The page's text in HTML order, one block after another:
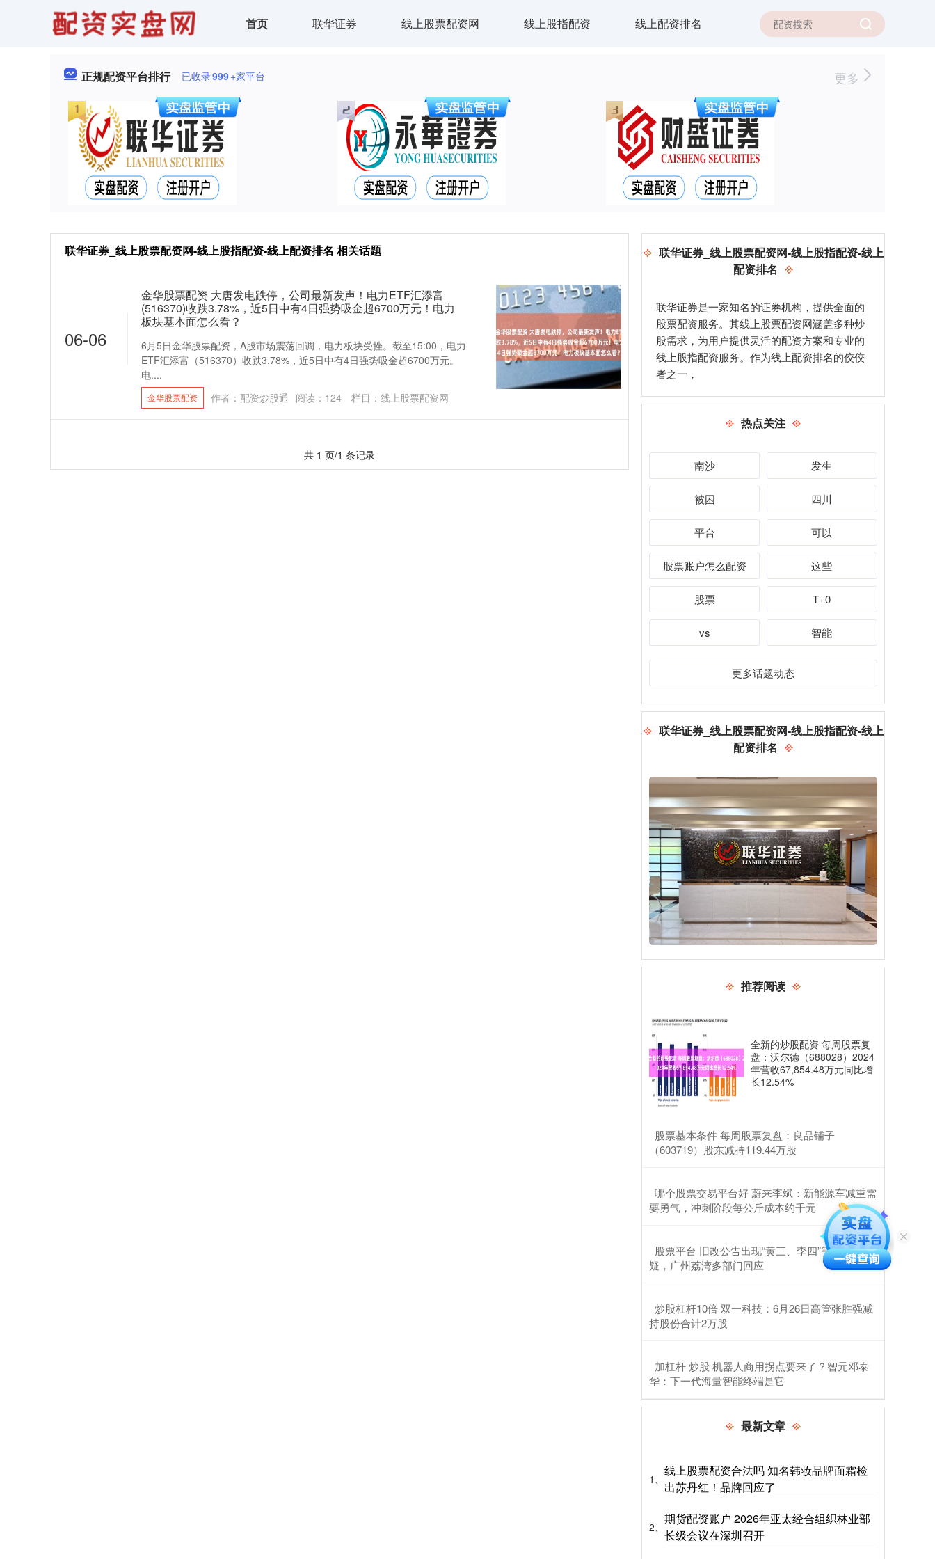
首页 联华证券 线上股票配资网 线上股指配资 线上配资排名
正规配资平台排行 已收录999+家平台 更多
联华证券_线上股票配资网-线上股指配资-线上配资排名 相关话题
06-06
金华股票配资 大唐发电跌停，公司最新发声！电力ETF汇添富
(516370)收跌3.78%，近5日中有4日强势吸金超6700万元！电力
板块基本面怎么看？
6月5日金华股票配资，A股市场震荡回调，电力板块受挫。截至15:00，电力
ETF汇添富（516370）收跌3.78%，近5日中有4日强势吸金超6700万元。
电....
金华股票配资 作者：配资炒股通 阅读： 124 栏目： 线上股票配资网
共 1 页/1 条记录
联华证券_线上股票配资网-线上股指配资-线上
配资排名
联华证券是一家知名的证券机构，提供全面的
股票配资服务。其线上股票配资网涵盖多种炒
股需求，为用户提供灵活的配资方案和专业的
线上股指配资服务。作为线上配资排名的佼佼
者之一，
热点关注
南沙 发生
被困 四川
平台 可以
股票账户怎么配资 这些
股票 T+0
vs 智能
更多话题动态
联华证券_线上股票配资网-线上股指配资-线上
配资排名
推荐阅读
全新的炒股配资 每周股票复
盘：沃尔德（688028）2024
年营收67,854.48万元同比增
长12.54%
​股票基本条件 每周股票复盘：良品铺子
（603719）股东减持119.44万股
​哪个股票交易平台好 蔚来李斌：新能源车减重需
要勇气，冲刺阶段每公斤成本约千元
​股票平台 旧改公告出现“黄三、李四”等人名被质
疑，广州荔湾多部门回应
​炒股杠杆10倍 双一科技：6月26日高管张胜强减
持股份合计2万股
​加杠杆 炒股 机器人商用拐点要来了？智元邓泰
华：下一代海量智能终端是它
最新文章
1、
线上股票配资合法吗 知名韩妆品牌面霜检
出苏丹红！品牌回应了
2、
期货配资账户 2026年亚太经合组织林业部
长级会议在深圳召开